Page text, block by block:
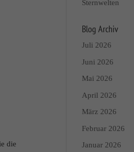
die
Sternwelten
Blog Archiv
Juli 2026
Juni 2026
Mai 2026
April 2026
März 2026
Februar 2026
Januar 2026